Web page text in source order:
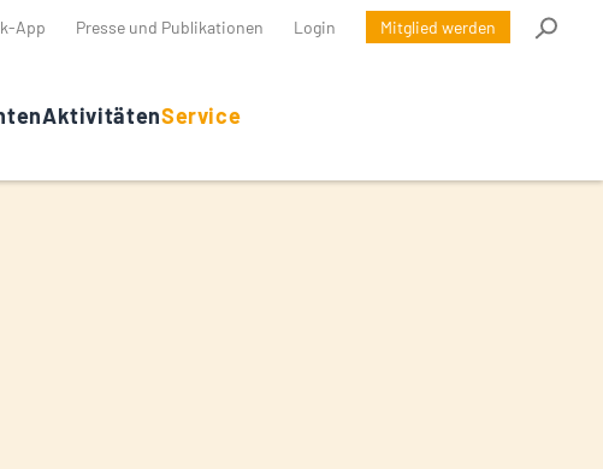
App Presse und Publikationen Login Mitglied werden
AktivitätenService